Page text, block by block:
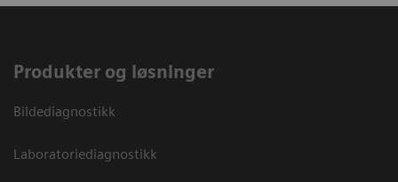
Produkter og løsninger
Bildediagnostikk
Laboratoriediagnostikk